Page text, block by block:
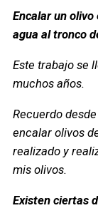
Encalar un
agua al tronco
Este trabajo se
muchos años.
Recuerdo
encalar olivos
realizado y
mis olivos.
Existen ciertas